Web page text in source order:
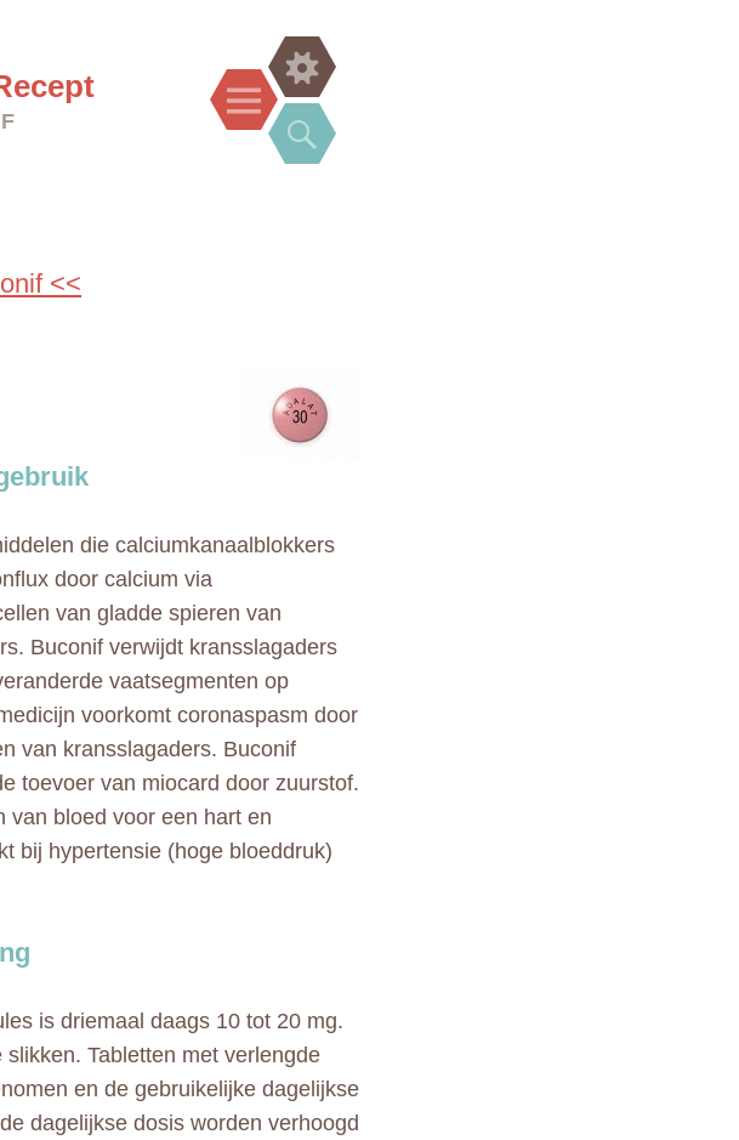
Menu
Widgets
Search
<<
die calciumkanaalblokkers
door calcium via
van gladde spieren van
Buconif verwijdt kransslagaders
vaatsegmenten op
voorkomt coronaspasm door
van kransslagaders. Buconif
toevoer van miocard door zuurstof.
van bloed voor een hart en
bij hypertensie (hoge bloeddruk)
is driemaal daags 10 tot 20 mg.
Tabletten met verlengde
en de gebruikelijke dagelijkse
dagelijkse dosis worden verhoogd